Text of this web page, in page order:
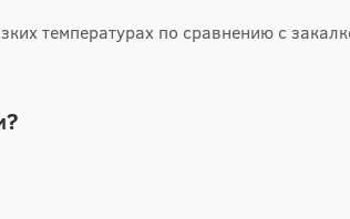
температурах по сравнению с